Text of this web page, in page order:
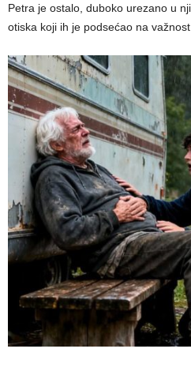
Petra je ostalo, duboko urezano u
otiska koji ih je podsećao na